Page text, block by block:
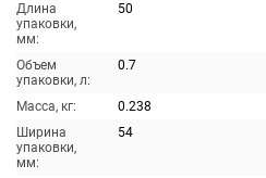
Длина
упаковки,
мм:
50
Объем
упаковки, л:
0.7
Масса, кг:
0.238
Ширина
упаковки,
мм:
54